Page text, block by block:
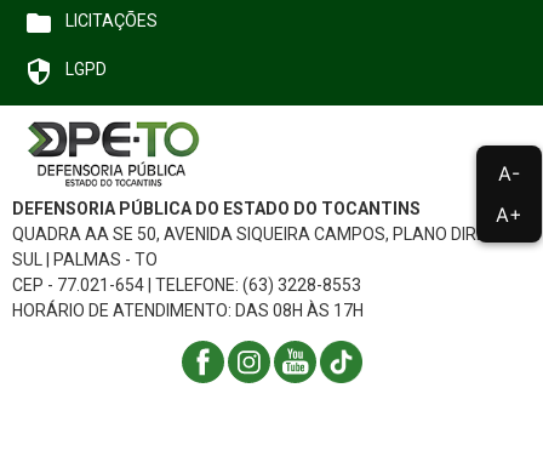
folder LICITAÇÕES
security LGPD
DEFENSORIA PÚBLICA DO ESTADO DO TOCANTINS
QUADRA AA SE 50, AVENIDA SIQUEIRA CAMPOS, PLANO DIRETOR
SUL | PALMAS - TO
CEP - 77.021-654 | TELEFONE: (63) 3228-8553
HORÁRIO DE ATENDIMENTO: DAS 08H ÀS 17H
A-
A+